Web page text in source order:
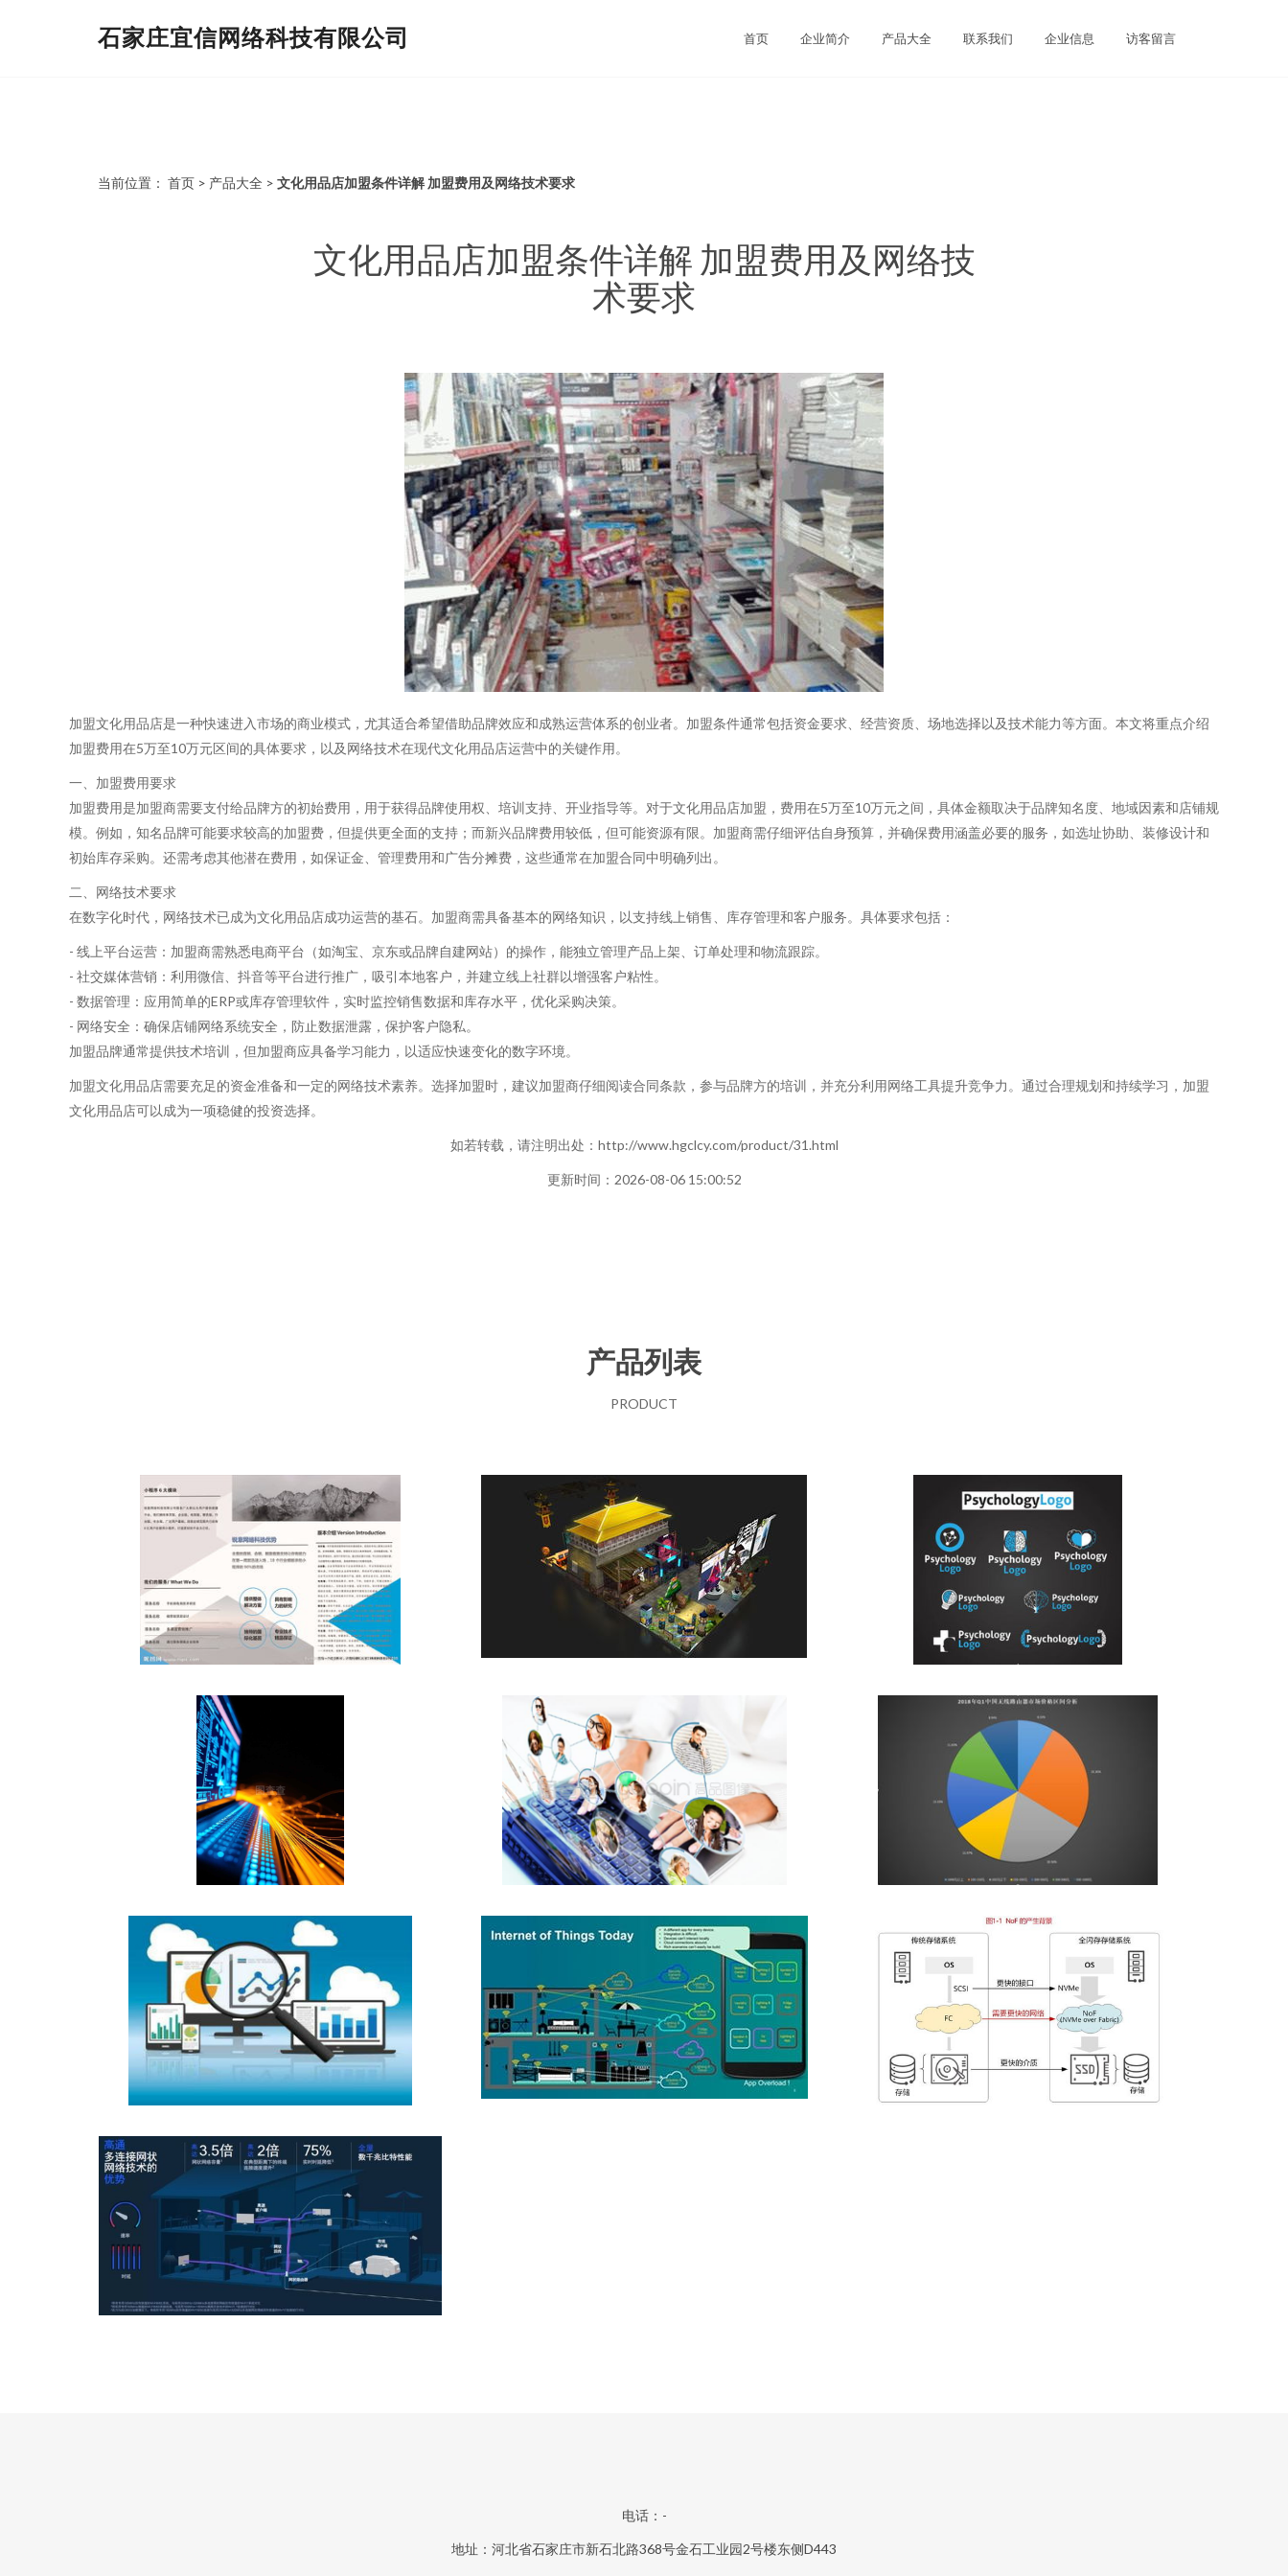
石家庄宜信网络科技有限公司 首页 企业简介 产品大全 联系我们 企业信息 访客留言
当前位置： 首页 > 产品大全 > 文化用品店加盟条件详解 加盟费用及网络技术要求
文化用品店加盟条件详解 加盟费用及网络技
术要求
加盟文化用品店是一种快速进入市场的商业模式，尤其适合希望借助品牌效应和成熟运营体系的创业者。加盟条件通常包括资金要求、经营资质、场地选择以及技术能力等方面。本文将重点介绍
加盟费用在5万至10万元区间的具体要求，以及网络技术在现代文化用品店运营中的关键作用。
一、加盟费用要求
加盟费用是加盟商需要支付给品牌方的初始费用，用于获得品牌使用权、培训支持、开业指导等。对于文化用品店加盟，费用在5万至10万元之间，具体金额取决于品牌知名度、地域因素和店铺规
模。例如，知名品牌可能要求较高的加盟费，但提供更全面的支持；而新兴品牌费用较低，但可能资源有限。加盟商需仔细评估自身预算，并确保费用涵盖必要的服务，如选址协助、装修设计和
初始库存采购。还需考虑其他潜在费用，如保证金、管理费用和广告分摊费，这些通常在加盟合同中明确列出。
二、网络技术要求
在数字化时代，网络技术已成为文化用品店成功运营的基石。加盟商需具备基本的网络知识，以支持线上销售、库存管理和客户服务。具体要求包括：
- 线上平台运营：加盟商需熟悉电商平台（如淘宝、京东或品牌自建网站）的操作，能独立管理产品上架、订单处理和物流跟踪。
- 社交媒体营销：利用微信、抖音等平台进行推广，吸引本地客户，并建立线上社群以增强客户粘性。
- 数据管理：应用简单的ERP或库存管理软件，实时监控销售数据和库存水平，优化采购决策。
- 网络安全：确保店铺网络系统安全，防止数据泄露，保护客户隐私。
加盟品牌通常提供技术培训，但加盟商应具备学习能力，以适应快速变化的数字环境。
加盟文化用品店需要充足的资金准备和一定的网络技术素养。选择加盟时，建议加盟商仔细阅读合同条款，参与品牌方的培训，并充分利用网络工具提升竞争力。通过合理规划和持续学习，加盟
文化用品店可以成为一项稳健的投资选择。
如若转载，请注明出处：http://www.hgclcy.com/product/31.html
更新时间：2026-08-06 15:00:52
产品列表
PRODUCT
电话：-
地址：河北省石家庄市新石北路368号金石工业园2号楼东侧D443